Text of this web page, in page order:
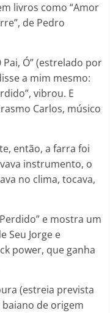
livros como “Amor
de Pedro
Ó” (estrelado por
a mim mesmo:
vibrou. E
Carlos, músico
então, a farra foi
instrumento, o
no clima, tocava,
e mostra um
Seu Jorge e
power, que ganha
(estreia prevista
de origem